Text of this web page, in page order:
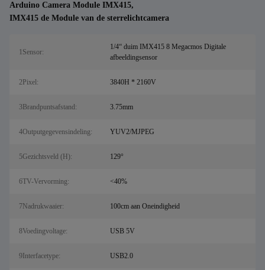
Arduino Camera Module IMX415,
IMX415 de Module van de sterrelichtcamera
1Sensor:
1/4“ duim IMX415 8 Megacmos Digitale
afbeeldingsensor
2Pixel: 3840H * 2160V
3Brandpuntsafstand: 3.75mm
4Outputgegevensindeling: YUV2/MJPEG
5Gezichtsveld (H): 129°
6TV-Vervorming: <40%
7Nadrukwaaier: 100cm aan Oneindigheid
8Voedingvoltage: USB 5V
9Interfacetype: USB2.0